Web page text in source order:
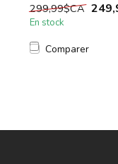
299,99$CA
En stock
Comparer